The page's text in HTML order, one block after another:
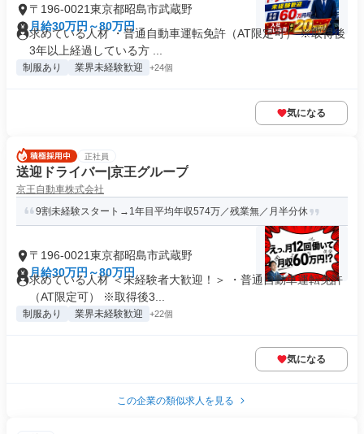
〒196-0021東京都昭島市武蔵野
月給30万円～80万円
求めている人材 ・普通自動車運転免許（AT限定可） ※取得後
3年以上経過している方 ...
制服あり 業界未経験歓迎 +24個
気になる
正社員
送迎ドライバー|京王グループ
京王自動車株式会社
9割未経験スタート→1年目平均年収574万／残業無／月半分休
〒196-0021東京都昭島市武蔵野
月給30万円～80万円
求めている人材 ＜未経験者大歓迎！＞ ・普通自動車運転免許
（AT限定可） ※取得後3...
制服あり 業界未経験歓迎 +22個
気になる
この企業の類似求人を見る